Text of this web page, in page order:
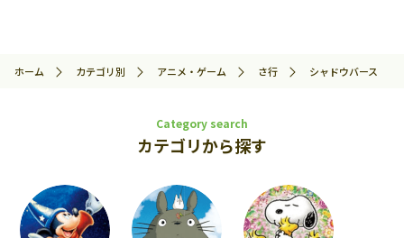
ホーム カテゴリ別 アニメ・ゲーム さ行 シャドウバース
Category search
カテゴリから探す